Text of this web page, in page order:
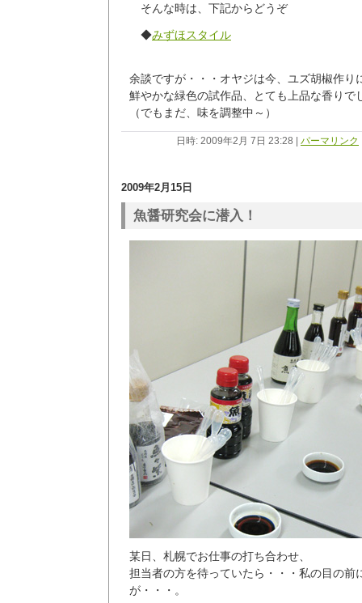
そんな時は、下記からどうぞ
◆みずほスタイル
余談ですが・・・オヤジは今、ユズ胡椒作り
鮮やかな緑色の試作品、とても上品な香りで
（でもまだ、味を調整中～）
日時: 2009年2月 7日 23:28 | パーマリンク
2009年2月15日
魚醤研究会に潜入！
某日、札幌でお仕事の打ち合わせ、
担当者の方を待っていたら・・・私の目の前
が・・・。